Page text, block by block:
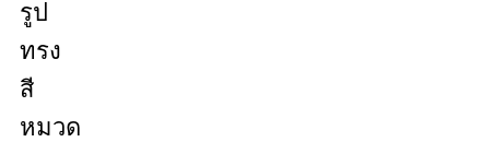
รูป
ทรง
สี
หมวด